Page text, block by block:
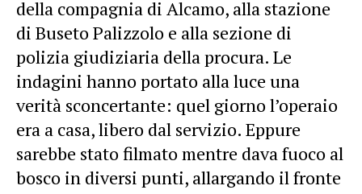
della compagnia di Alcamo, alla stazione
di Buseto Palizzolo e alla sezione di
polizia giudiziaria della procura. Le
indagini hanno portato alla luce una
verità sconcertante: quel giorno l’operaio
era a casa, libero dal servizio. Eppure
sarebbe stato filmato mentre dava fuoco al
bosco in diversi punti, allargando il fronte